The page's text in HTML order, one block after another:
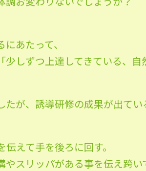
あたって、
しずつ上達してきている、
が、誘導研修の成果が出てい
えて手を後ろに回す。
スリッパがある事を伝え跨い